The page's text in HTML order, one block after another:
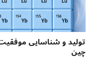
تولید و شناسایی
چین